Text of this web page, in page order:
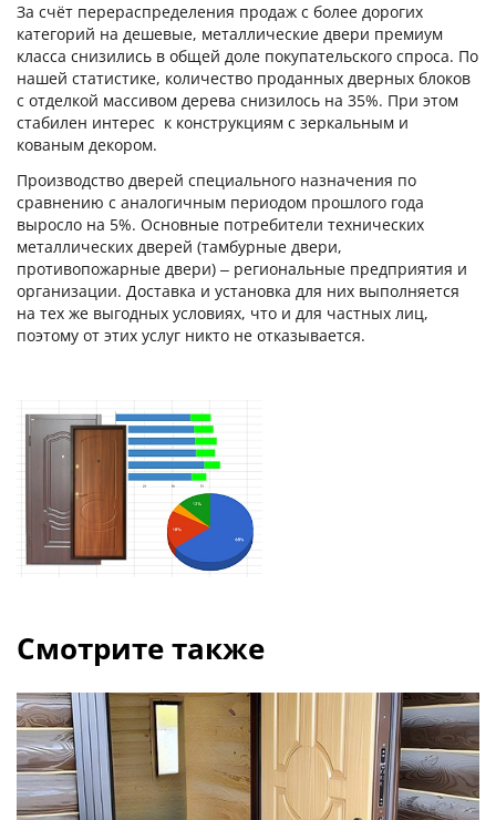
ЖАЛЮЗИЙНЫЕ СТАВНИ
Входные группы (24)
В лифтовые холлы (6)
Для котельной (5)
Для электрощитовой
Для гаража (8)
На этаж (10)
Для общественных зданий (34)
ДВЕРИ ПО НАРУЖНОЙ ОТДЕЛКЕ
ДВЕРИ С ТЕРМОРАЗРЫВОМ
УСЛУГИ
О НАС
НОВОСТИ
За счёт перераспределения продаж с более дорогих
категорий на дешевые, металлические двери премиум
класса снизились в общей доле покупательского спроса. По
нашей статистике, количество проданных дверных блоков
с отделкой массивом дерева снизилось на 35%. При этом
стабилен интерес к конструкциям с зеркальным и
кованым декором.
Производство дверей специального назначения по
сравнению с аналогичным периодом прошлого года
выросло на 5%. Основные потребители технических
металлических дверей (тамбурные двери,
противопожарные двери) – региональные предприятия и
организации. Доставка и установка для них выполняется
на тех же выгодных условиях, что и для частных лиц,
поэтому от этих услуг никто не отказывается.
Смотрите также